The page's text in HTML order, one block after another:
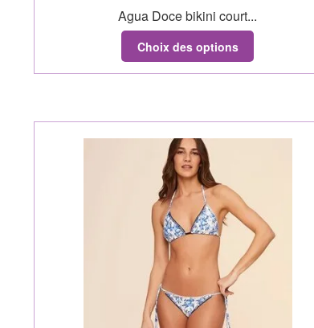
Agua Doce bikini court...
Choix des options